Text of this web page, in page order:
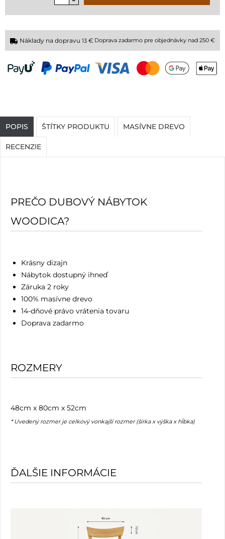
Náklady na dopravu 13 € Doprava zadarmo pre objednávky nad 250 €
POPIS ŠTÍTKY PRODUKTU MASÍVNE DREVO
RECENZIE
PREČO DUBOVÝ NÁBYTOK
WOODICA?
Krásny dizajn
Nábytok dostupný ihneď
Záruka 2 roky
100% masívne drevo
14-dňové právo vrátenia tovaru
Doprava zadarmo
ROZMERY
48cm x 80cm x 52cm
* Uvedený rozmer je celkový vonkajší rozmer (šírka x výška x hĺbka)
ĎALŠIE INFORMÁCIE